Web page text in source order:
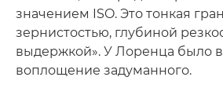
значением ISO. Это тонкая
зернистостью, глубиной
выдержкой». У Лоренца было
воплощение задуманного.